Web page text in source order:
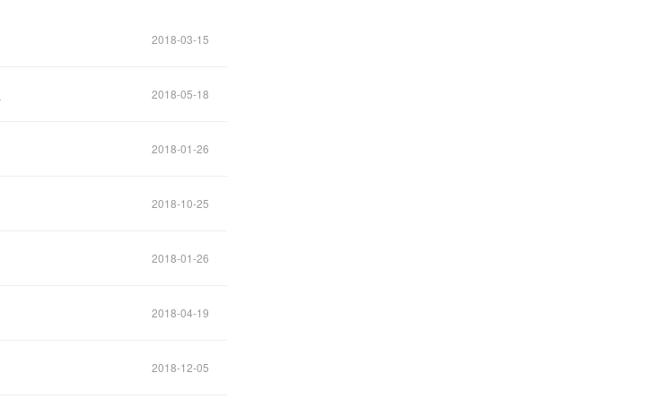
2018-03-15
2018-05-18
2018-01-26
2018-10-25
2018-01-26
2018-04-19
2018-12-05